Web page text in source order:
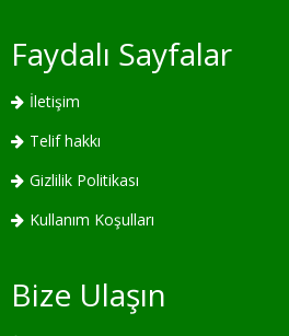
Faydalı Sayfalar
İletişim
Telif hakkı
Gizlilik Politikası
Kullanım Koşulları
Bize Ulaşın